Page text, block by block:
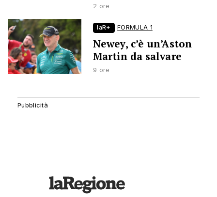
2 ore
laR+ FORMULA 1
Newey, c’è un’Aston
Martin da salvare
9 ore